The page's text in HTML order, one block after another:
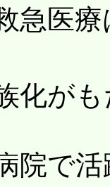
療は
もた
で活